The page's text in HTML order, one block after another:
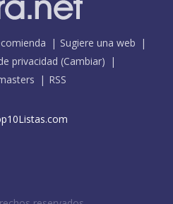
Sugiere una web
privacidad (Cambiar)
RSS